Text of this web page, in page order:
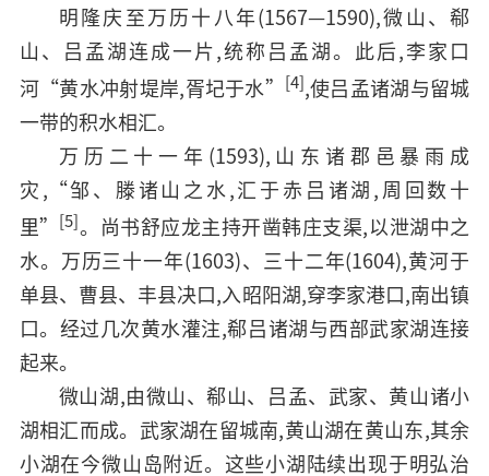
明隆庆至万历十八年(1567—1590),微山、郗
山、吕孟湖连成一片,统称吕孟湖。此后,李家口
河“黄水冲射堤岸,胥圮于水”
[4] ,使吕孟诸湖与留城
一带的积水相汇。
万历二十一年(1593),山东诸郡邑暴雨成
灾,“邹、滕诸山之水,汇于赤吕诸湖,周回数十
里”
[5] 。尚书舒应龙主持开凿韩庄支渠,以泄湖中之
水。万历三十一年(1603)、三十二年(1604),黄河于
单县、曹县、丰县决口,入昭阳湖,穿李家港口,南出镇
口。经过几次黄水灌注,郗吕诸湖与西部武家湖连接
起来。
微山湖,由微山、郗山、吕孟、武家、黄山诸小
湖相汇而成。武家湖在留城南,黄山湖在黄山东,其余
小湖在今微山岛附近。这些小湖陆续出现于明弘治